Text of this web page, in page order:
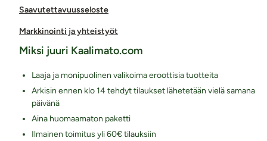
Saavutettavuusseloste
Markkinointi ja yhteistyöt
Miksi juuri Kaalimato.com
Laaja ja monipuolinen valikoima eroottisia tuotteita
Arkisin ennen klo 14 tehdyt tilaukset lähetetään vielä samana
päivänä
Aina huomaamaton paketti
Ilmainen toimitus yli 60€ tilauksiin